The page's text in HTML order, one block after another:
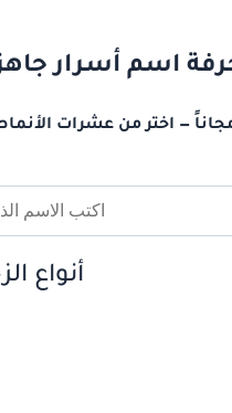
اسم أسرار
— اختر من عشرات
أنواع